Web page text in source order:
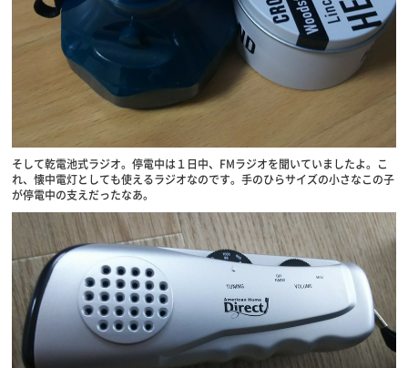
そして乾電池式ラジオ。停電中は１日中、FMラジオを聞いていましたよ。こ
れ、懐中電灯としても使えるラジオなのです。手のひらサイズの小さなこの子
が停電中の支えだったなあ。